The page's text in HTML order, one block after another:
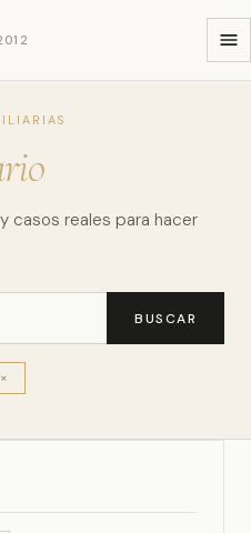
casos reales para hacer
BUSCAR